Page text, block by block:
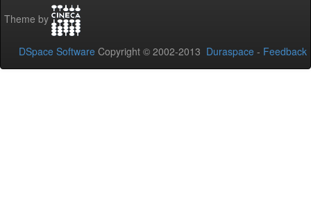
Theme by
DSpace Software Copyright © 2002-2013 Duraspace - Feedback